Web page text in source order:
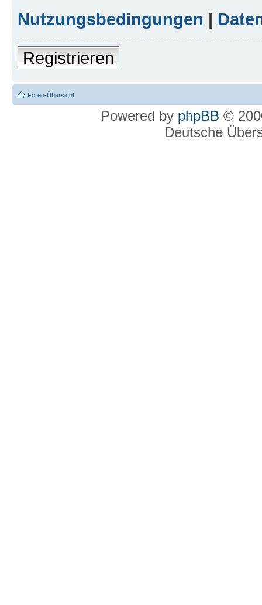
Nutzungsbedingungen |
Registrieren
Foren-Übersicht
Powered by phpBB ©
Deutsche